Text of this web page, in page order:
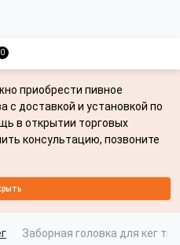
приобрести пивное
с доставкой и установкой по
в открытии торговых
консультацию, позвоните
Заборная головка для кег
0